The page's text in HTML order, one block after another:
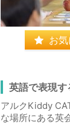
お
英語で表現
アルクKiddy
な場所にある英